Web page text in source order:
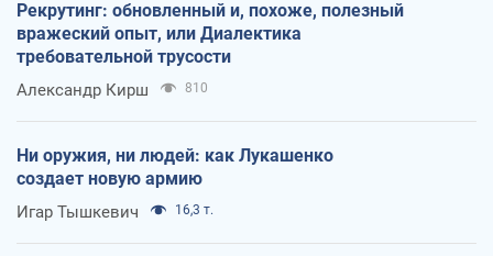
Рекрутинг: обновленный и, похоже, полезный
вражеский опыт, или Диалектика
требовательной трусости
Александр Кирш 810
Ни оружия, ни людей: как Лукашенко
создает новую армию
Игар Тышкевич 16,3 т.